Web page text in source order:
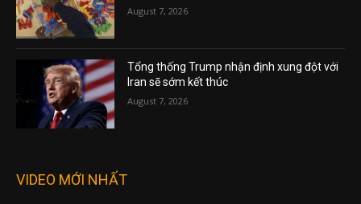
August 7, 2026
Tổng thống Trump nhận định xung đột với
Iran sẽ sớm kết thúc
August 7, 2026
VIDEO MỚI NHẤT